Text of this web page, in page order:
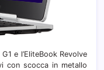
e l’EliteBook Revolve
con scocca in metallo